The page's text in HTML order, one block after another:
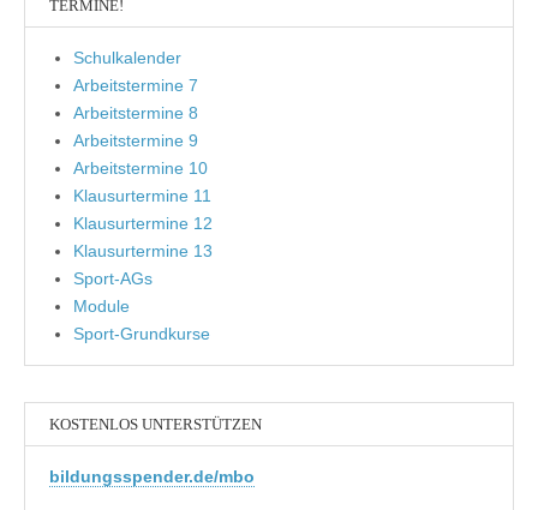
TERMINE!
Schulkalender
Arbeitstermine 7
Arbeitstermine 8
Arbeitstermine 9
Arbeitstermine 10
Klausurtermine 11
Klausurtermine 12
Klausurtermine 13
Sport-AGs
Module
Sport-Grundkurse
KOSTENLOS UNTERSTÜTZEN
bildungsspender.de/mbo